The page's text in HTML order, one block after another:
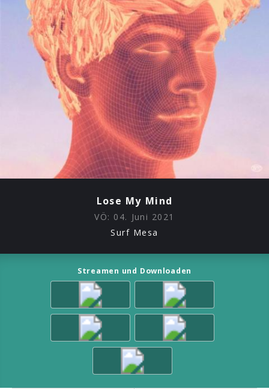
Lose My Mind
VÖ: 04. Juni 2021
Surf Mesa
Streamen und Downloaden